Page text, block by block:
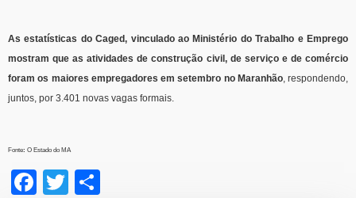
As estatísticas do Caged, vinculado ao Ministério do Trabalho e Emprego
mostram que as atividades de construção civil, de serviço e de comércio
foram os maiores empregadores em setembro no Maranhão, respondendo,
juntos, por 3.401 novas vagas formais.
Fonte: O Estado do MA
Facebook
Twitter